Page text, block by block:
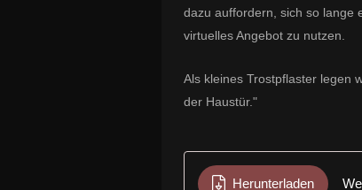
dazu auffordern, sich so lange
virtuelles Angebot zu nutzen.
Als kleines Trostpflaster legen
der Haustür."
Herunterladen